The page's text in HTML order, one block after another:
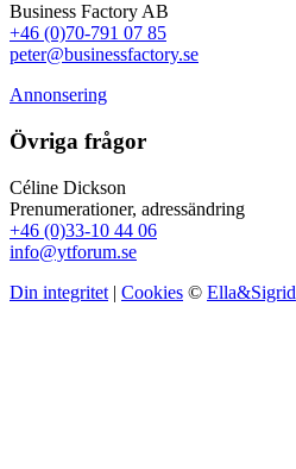
Business Factory AB
+46 (0)70-791 07 85
peter@businessfactory.se
Annonsering
Övriga frågor
Céline Dickson
Prenumerationer, adressändring
+46 (0)33-10 44 06
info@ytforum.se
Din integritet | Cookies © Ella&Sigrid